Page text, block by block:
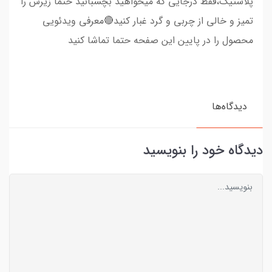
تمیز و خالی از چربی و گرد غبار کنید🔴معرفی ویدئویی
محصول را در پایین این صفحه حتما تماشا کنید
دیدگاه‌ها
دیدگاه خود را بنویسید